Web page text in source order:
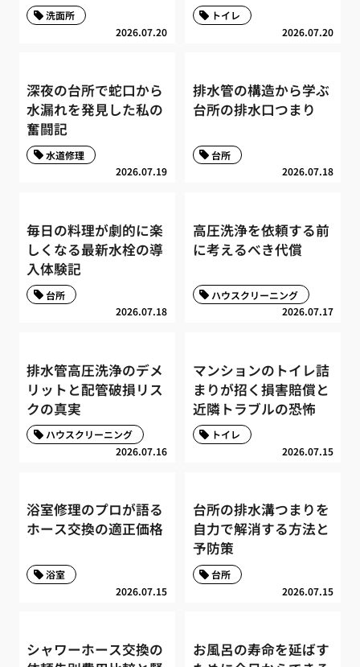
2026.07.20
洗面所
2026.07.20
トイレ
深夜の台所で蛇口から
水漏れを発見した私の
奮闘記
2026.07.19
水道修理
排水管の構造から学ぶ
台所の排水口つまり
2026.07.18
台所
毎日の料理が劇的に楽
しくなる最新水栓の導
入体験記
2026.07.18
台所
高圧洗浄を依頼する前
に考えるべき代償
2026.07.17
ハウスクリーニング
排水管高圧洗浄のデメ
リットと配管破損リス
クの真実
2026.07.16
ハウスクリーニング
マンションのトイレ詰
まりが招く損害賠償と
近隣トラブルの恐怖
2026.07.15
トイレ
浴室修理のプロが語る
ホース交換の適正価格
2026.07.15
浴室
台所の排水溝つまりを
自力で解消する方法と
予防策
2026.07.15
台所
シャワーホース交換の
お風呂の寿命を延ばす